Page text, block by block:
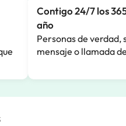
Contigo 24/7 los
año
Personas de verdad,
mensaje o llamada